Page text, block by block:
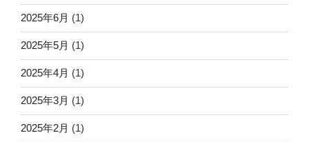
2025年6月 (1)
2025年5月 (1)
2025年4月 (1)
2025年3月 (1)
2025年2月 (1)